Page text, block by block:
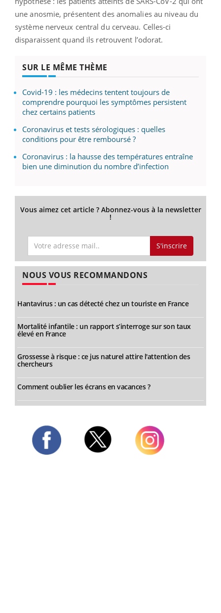
une anosmie, présentent des anomalies au niveau du
système nerveux central du cerveau. Celles-ci
disparaissent quand ils retrouvent l’odorat.
SUR LE MÊME THÈME
Covid-19 : les médecins tentent toujours de
comprendre pourquoi les symptômes persistent
chez certains patients
Coronavirus et tests sérologiques : quelles
conditions pour être remboursé ?
Coronavirus : la hausse des températures entraîne
bien une diminution du nombre d’infection
Vous aimez cet article ? Abonnez-vous à la newsletter
!
S'inscrire
NOUS VOUS RECOMMANDONS
Hantavirus : un cas détecté chez un touriste en France
Mortalité infantile : un rapport s’interroge sur son taux
élevé en France
Grossesse à risque : ce jus naturel attire l'attention des
chercheurs
Comment oublier les écrans en vacances ?